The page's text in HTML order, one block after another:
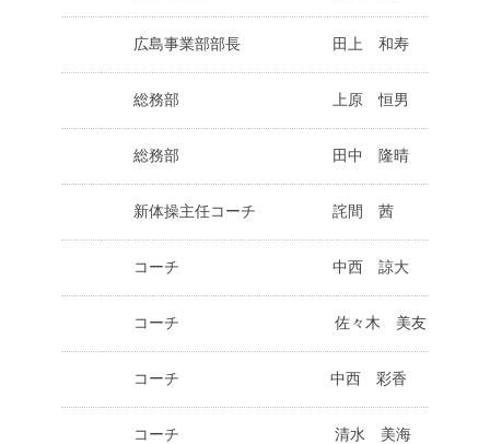
広島事業部部長 田上 和寿
総務部 上原 恒男
総務部 田中 隆晴
新体操主任コーチ 詫間 茜
コーチ 中西 諒大
コーチ 佐々木 美友
コーチ 中西 彩香
コーチ 清水 美海